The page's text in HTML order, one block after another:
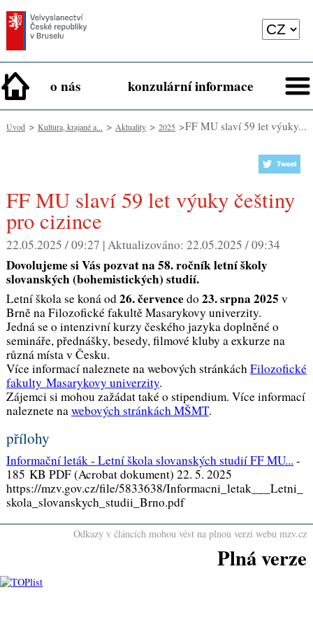
o nás konzulární informace
Úvod> Kultura, krajané a... > Aktuality> 2025 > ​FF MU slaví 59 let výuky...
pro cizince
22.05.2025 / 09:27 |Aktualizováno: 22.05.2025 / 09:34
Dovolujeme si Vás pozvat na 58. ročník letní školy
slovanských (bohemistických) studií.
Letní škola se koná od26. červencedo 23. srpna 2025 v
Brně na Filozofické fakultě Masarykovy univerzity.
Jedná se o intenzivní kurzy českého jazyka doplněné o
semináře, přednášky, besedy, filmové kluby a exkurze na
různá místa v Česku.
Více informací naleznete na webových stránkáchFilozofické
fakulty Masarykovy univerzity.
Zájemci si mohou zažádat také o stipendium. Více informací
naleznete nawebových stránkách MŠMT.
přílohy
Informační leták - Letní škola slovanských studií FF MU... -
185 KB PDF (Acrobat dokument) 22. 5. 2025
https://mzv.gov.cz/file/5833638/Informacni_letak___Letni_
skola_slovanskych_studii_Brno.pdf
Odkazy v článcích mohou vést na plnou verzi webu mzv.cz
Plná verze